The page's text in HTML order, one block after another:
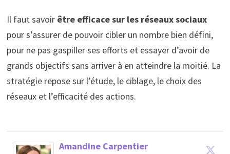
Il faut savoirêtre efficace sur les réseaux sociaux
pour s’assurer de pouvoir cibler un nombre bien défini,
pour ne pas gaspiller ses efforts et essayer d’avoir de
grands objectifs sans arriver à en atteindre la moitié. La
stratégie repose sur l’étude, le ciblage, le choix des
réseaux et l’efficacité des actions.
Amandine Carpentier